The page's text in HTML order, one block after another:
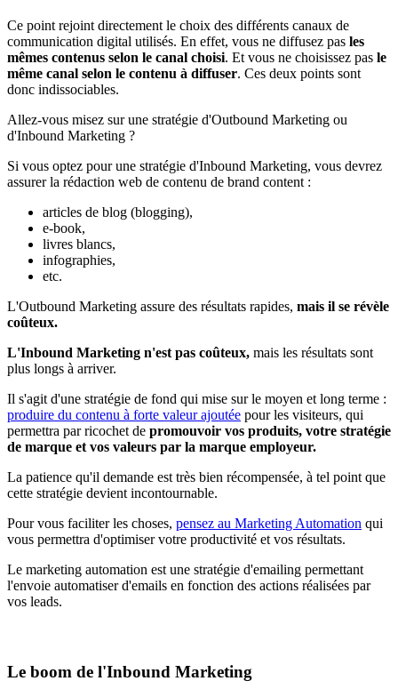
Ce point rejoint directement le choix des différents canaux de
communication digital utilisés. En effet, vous ne diffusez pas les
mêmes contenus selon le canal choisi. Et vous ne choisissez pas le
même canal selon le contenu à diffuser. Ces deux points sont
donc indissociables.
Allez-vous misez sur une stratégie d'Outbound Marketing ou
d'Inbound Marketing ?
Si vous optez pour une stratégie d'Inbound Marketing, vous devrez
assurer la rédaction web de contenu de brand content :
articles de blog (blogging),
e-book,
livres blancs,
infographies,
etc.
L'Outbound Marketing assure des résultats rapides, mais il se révèle
coûteux.
L'Inbound Marketing n'est pas coûteux, mais les résultats sont
plus longs à arriver.
Il s'agit d'une stratégie de fond qui mise sur le moyen et long terme :
produire du contenu à forte valeur ajoutée pour les visiteurs, qui
permettra par ricochet de promouvoir vos produits, votre stratégie
de marque et vos valeurs par la marque employeur.
La patience qu'il demande est très bien récompensée, à tel point que
cette stratégie devient incontournable.
Pour vous faciliter les choses, pensez au Marketing Automation qui
vous permettra d'optimiser votre productivité et vos résultats.
Le marketing automation est une stratégie d'emailing permettant
l'envoie automatiser d'emails en fonction des actions réalisées par
vos leads.
Le boom de l'Inbound Marketing